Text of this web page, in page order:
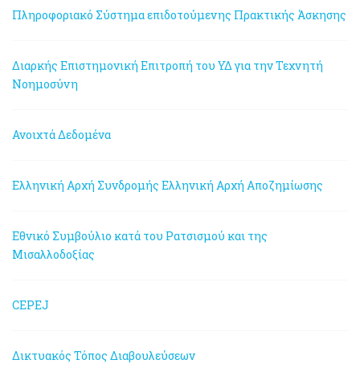
Πληροφοριακό Σύστημα επιδοτούμενης Πρακτικής Άσκησης
Διαρκής Επιστημονική Επιτροπή του ΥΔ για την Τεχνητή
Νοημοσύνη
Ανοιχτά Δεδομένα
Ελληνική Αρχή Συνδρομής Ελληνική Αρχή Αποζημίωσης
Εθνικό Συμβούλιο κατά του Ρατσισμού και της
Μισαλλοδοξίας
CEPEJ
Δικτυακός Τόπος Διαβουλεύσεων